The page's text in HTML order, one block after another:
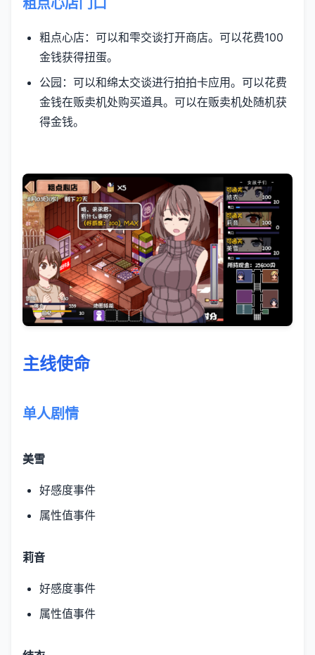
粗点心店门口
粗点心店：可以和雫交谈打开商店。可以花费100
金钱获得扭蛋。
公园：可以和绵太交谈进行拍拍卡应用。可以花费
金钱在贩卖机处购买道具。可以在贩卖机处随机获
得金钱。
主线使命
单人剧情
美雪
好感度事件
属性值事件
莉音
好感度事件
属性值事件